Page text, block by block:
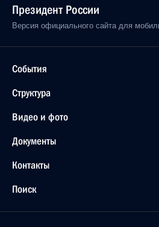
Президент России
Версия официального сайта для
События
Структура
Видео и фото
Документы
Контакты
Поиск